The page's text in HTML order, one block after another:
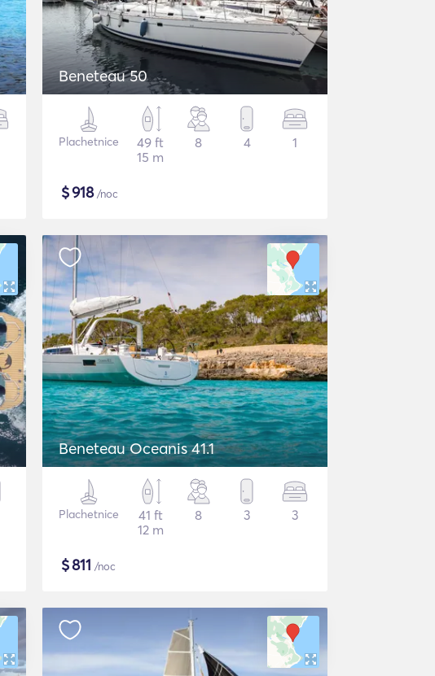
Beneteau 50
Plachetnice
49 ft
15 m
8 4 1
$918/noc
Beneteau Oceanis 41.1
Plachetnice
41 ft
12 m
8 3 3
$811 /noc